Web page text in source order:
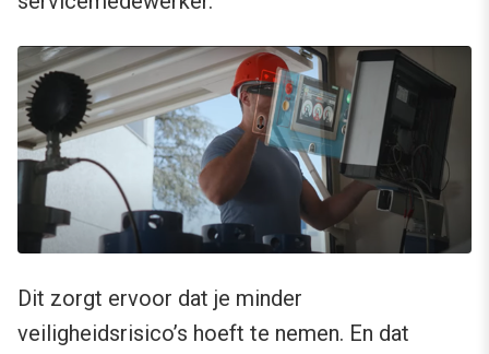
Dit zorgt ervoor dat je minder
veiligheidsrisico’s hoeft te nemen. En dat